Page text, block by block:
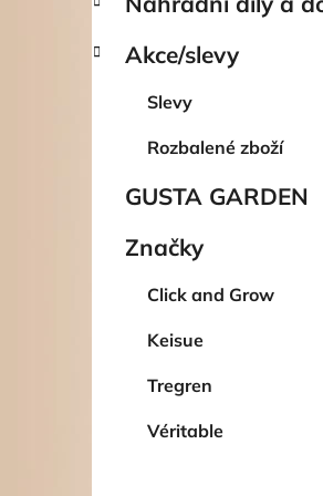
p
a
Akce/slevy
Slevy
Rozbalené zboží
GUSTA GARDEN
Značky
Click and Grow
Keisue
Tregren
Véritable